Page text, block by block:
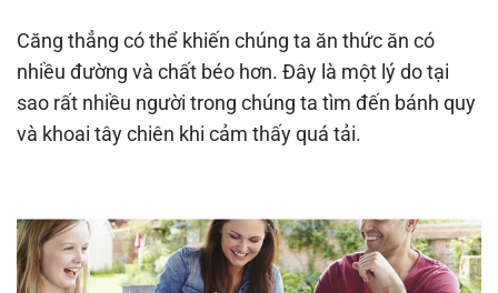
Căng thẳng có thể khiến chúng ta ăn thức ăn có
nhiều đường và chất béo hơn. Đây là một lý do tại
sao rất nhiều người trong chúng ta tìm đến bánh quy
và khoai tây chiên khi cảm thấy quá tải.